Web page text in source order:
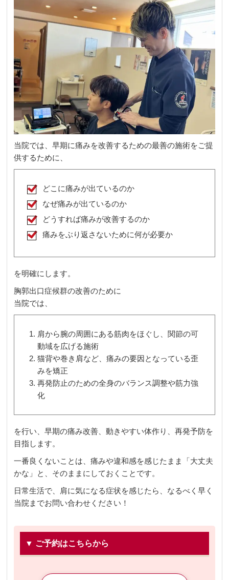
当院では、早期に痛みを改善するための最善の施術をご提
供するために、
どこに痛みが出ているのか
なぜ痛みが出ているのか
どうすれば痛みが改善するのか
痛みをぶり返さないために何が必要か
を明確にします。
胸郭出口症候群の改善のために
当院では、
肩から腕の周囲にある筋肉をほぐし、関節の可
動域を広げる施術
猫背や巻き肩など、痛みの要因となっている歪
みを矯正
再発防止のための全身のバランス調整や筋力強
化
を行い、早期の痛み改善、動きやすい体作り、再発予防を
目指します。
一番良くないことは、痛みや違和感を感じたまま「大丈夫
かな」と、そのままにしておくことです。
日常生活で、肩に気になる症状を感じたら、なるべく早く
当院までお問い合わせください！
▼ ご予約はこちらから